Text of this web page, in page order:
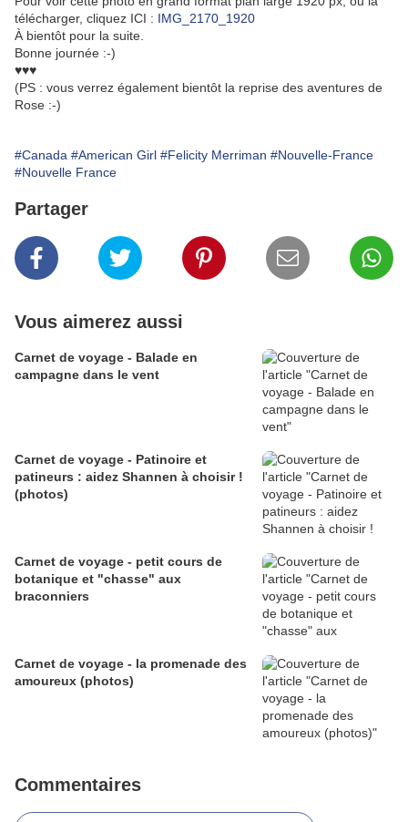
télécharger, cliquez ICI : IMG_2170_1920
À bientôt pour la suite.
Bonne journée :-)
♥♥♥
(PS : vous verrez également bientôt la reprise des aventures de
Rose :-)
#Canada #American Girl #Felicity Merriman #Nouvelle-France
#Nouvelle France
Partager
Vous aimerez aussi
Carnet de voyage - Balade en
campagne dans le vent
Carnet de voyage - Patinoire et
patineurs : aidez Shannen à choisir !
(photos)
Carnet de voyage - petit cours de
botanique et "chasse" aux
braconniers
Carnet de voyage - la promenade des
amoureux (photos)
Commentaires